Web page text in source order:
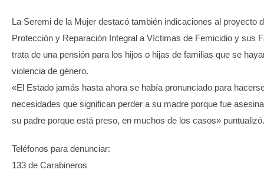
La Seremi de la Mujer destacó también indicaciones al proyecto
Protección y Reparación Integral a Víctimas de Femicidio y sus
trata de una pensión para los hijos o hijas de familias que se
violencia de género.
«El Estado jamás hasta ahora se había pronunciado para
necesidades que significan perder a su madre porque fue
su padre porque está preso, en muchos de los casos» puntualizó.
Teléfonos para denunciar:
133 de Carabineros